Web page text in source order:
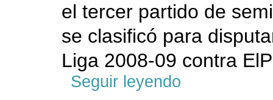
el tercer partido de
se clasificó para
Liga 2008-09 contra
Seguir leyendo